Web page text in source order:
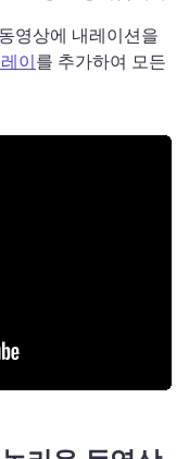
영상에 내레이션을
이를 추가하여 모든